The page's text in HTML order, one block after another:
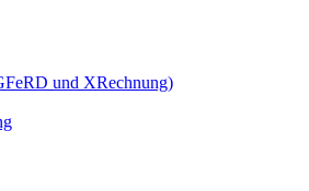
und XRechnung)